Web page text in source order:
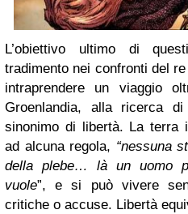
L’obiettivo ultimo di
tradimento nei confronti del
intraprendere un viaggio
Groenlandia, alla ricerca
sinonimo di libertà. La terra
ad alcuna regola, “nessuna
della plebe… là un uomo
vuole”, e si può vivere
critiche o accuse. Libertà